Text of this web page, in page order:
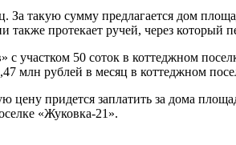
такую сумму предлагается дом
протекает ручей, через который
участком 50 соток в коттеджном
млн рублей в месяц в коттеджном
придется заплатить за дома
«Жуковка-21».